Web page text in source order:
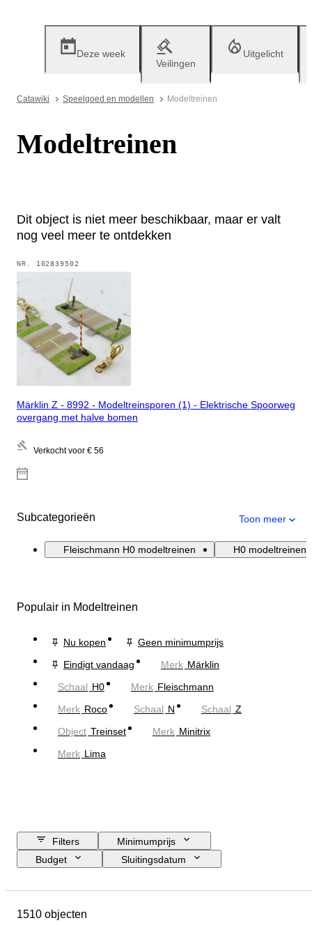
Deze week
Veilingen
Uitgelicht
Catawiki Speelgoed en modellen Modeltreinen
Modeltreinen
Dit object is niet meer beschikbaar, maar er valt
nog veel meer te ontdekken
NR. 102839502
Märklin Z - 8992 - Modeltreinsporen (1) - Elektrische Spoorweg
overgang met halve bomen
Verkocht voor € 56
Subcategorieën Toon meer
Fleischmann H0 modeltreinen H0 modeltreinen
Populair in Modeltreinen
Nu kopen
Geen minimumprijs
Eindigt vandaag
Merk Märklin
Schaal H0 Merk Fleischmann
Merk Roco Schaal N Schaal Z
Object Treinset Merk Minitrix
Merk Lima
Filters
Minimumprijs
Budget
Sluitingsdatum
Conditie
1510 objecten